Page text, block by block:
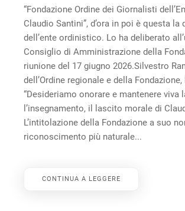
“Fondazione Ordine dei Giornalisti
Claudio Santini”, d’ora in poi è questa la
dell’ente ordinistico. Lo ha deliberato
Consiglio di Amministrazione della
riunione del 17 giugno 2026.Silvestro
dell’Ordine regionale e della
“Desideriamo onorare e mantenere viva
l’insegnamento, il lascito morale di
L’intitolazione della Fondazione a suo
riconoscimento più naturale...
CONTINUA A LEGGERE